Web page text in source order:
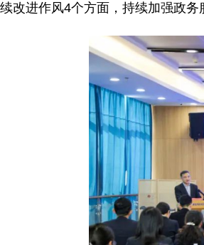
续改进作风4个方面，持续加强政